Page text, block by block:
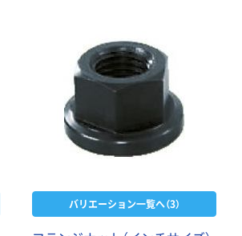
バリエーション一覧へ（3）